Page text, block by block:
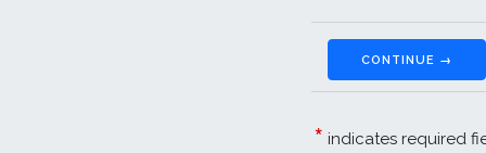
CONTINUE →
* indicates required